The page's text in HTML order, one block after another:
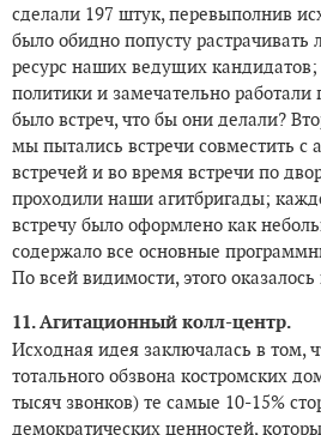
сделали 197 штук, перевыполнив
было обидно попусту
ресурс наших ведущих
политики и замечательно
было встреч, что бы они делали?
мы пытались встречи совместить с
встречей и во время встречи по
проходили наши агитбригады;
встречу было оформлено как
содержало все основные
По всей видимости, этого
11. Агитационный колл-центр.
Исходная идея заключалась в том,
тотального обзвона костромских
тысяч звонков) те самые 10-15%
демократических ценностей,